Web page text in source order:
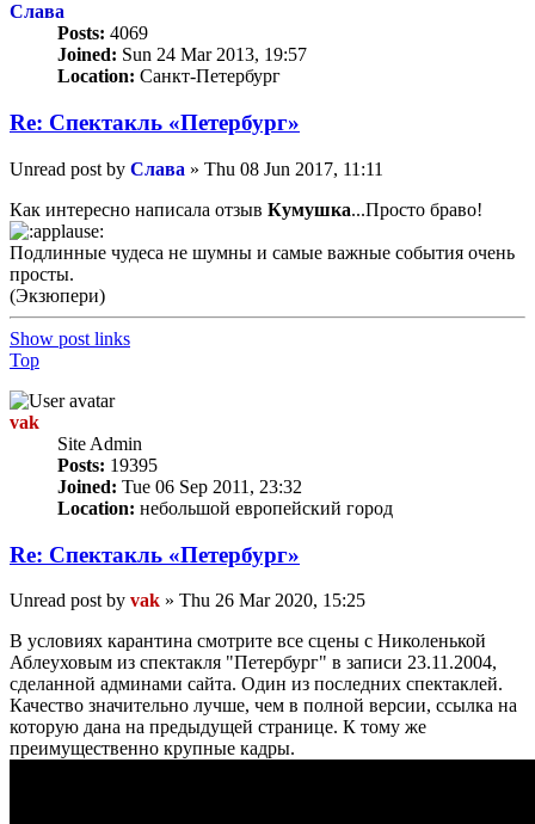
Слава
Posts: 4069
Joined: Sun 24 Mar 2013, 19:57
Location: Санкт-Петербург
Re: Спектакль «Петербург»
Unread post by Слава » Thu 08 Jun 2017, 11:11
Как интересно написала отзыв Кумушка...Просто браво!
Подлинные чудеса не шумны и самые важные события очень
просты.
(Экзюпери)
Show post links
Top
vak
Site Admin
Posts: 19395
Joined: Tue 06 Sep 2011, 23:32
Location: небольшой европейский город
Re: Спектакль «Петербург»
Unread post by vak » Thu 26 Mar 2020, 15:25
В условиях карантина смотрите все сцены с Николенькой
Аблеуховым из спектакля "Петербург" в записи 23.11.2004,
сделанной админами сайта. Один из последних спектаклей.
Качество значительно лучше, чем в полной версии, ссылка на
которую дана на предыдущей странице. К тому же
преимущественно крупные кадры.